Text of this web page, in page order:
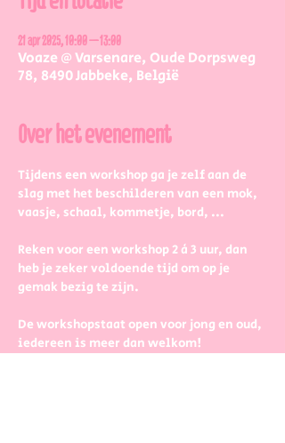
21 apr 2025, 10:00 – 13:00
Voaze @ Varsenare, Oude Dorpsweg
78, 8490 Jabbeke, België
Over het evenement
Tijdens een workshop ga je zelf aan de
slag met het beschilderen van een mok,
vaasje, schaal, kommetje, bord, ...
Reken voor een workshop 2 à 3 uur, dan
heb je zeker voldoende tijd om op je
gemak bezig te zijn.
De workshopstaat open voor jong en oud,
iedereen is meer dan welkom!